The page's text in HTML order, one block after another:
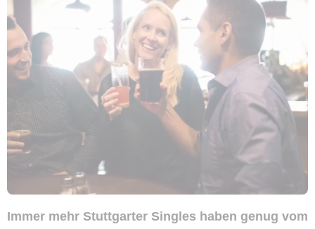
Immer mehr Stuttgarter Singles haben genug vom